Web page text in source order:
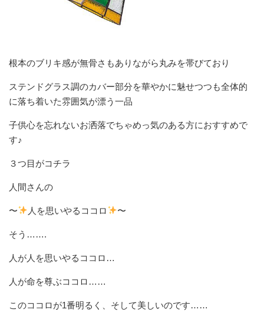
根本のブリキ感が無骨さもありながら丸みを帯びており
ステンドグラス調のカバー部分を華やかに魅せつつも全体的
に落ち着いた雰囲気が漂う一品
子供心を忘れないお洒落でちゃめっ気のある方におすすめで
す♪
３つ目がコチラ
人間さんの
〜 人を思いやるココロ 〜
そう…….
人が人を思いやるココロ…
人が命を尊ぶココロ……
このココロが1番明るく、そして美しいのです……